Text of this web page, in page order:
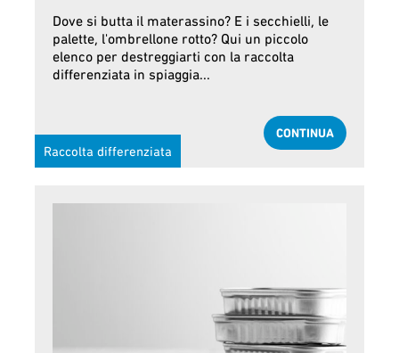
Dove si butta il materassino? E i secchielli, le
palette, l'ombrellone rotto? Qui un piccolo
elenco per destreggiarti con la raccolta
differenziata in spiaggia...
Raccolta differenziata
CONTINUA